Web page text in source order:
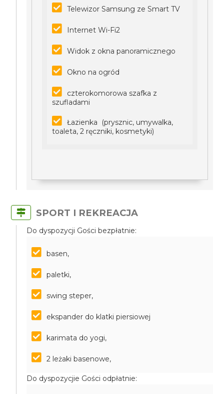
Telewizor Samsung ze Smart TV
Internet Wi-Fi2
Widok z okna panoramicznego
Okno na ogród
czterokomorowa szafka z
szufladami
Łazienka (prysznic, umywalka,
toaleta, 2 ręczniki, kosmetyki)
SPORT I REKREACJA
Do dyspozycji Gości bezpłatnie:
basen,
paletki,
swing steper,
ekspander do klatki piersiowej
karimata do yogi,
2 leżaki basenowe,
Do dyspozycjie Gości odpłatnie: